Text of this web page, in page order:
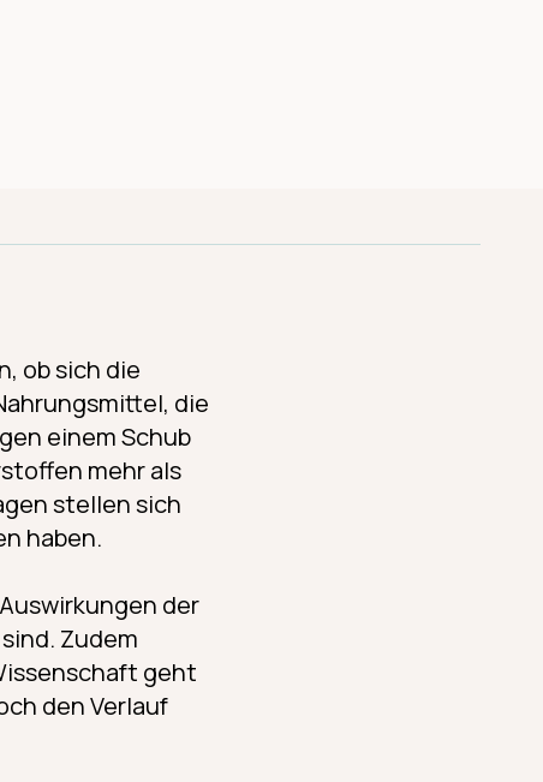
ob sich die
die
einem Schub
mehr als
stellen sich
haben.
der
sind. Zudem
geht
den Verlauf